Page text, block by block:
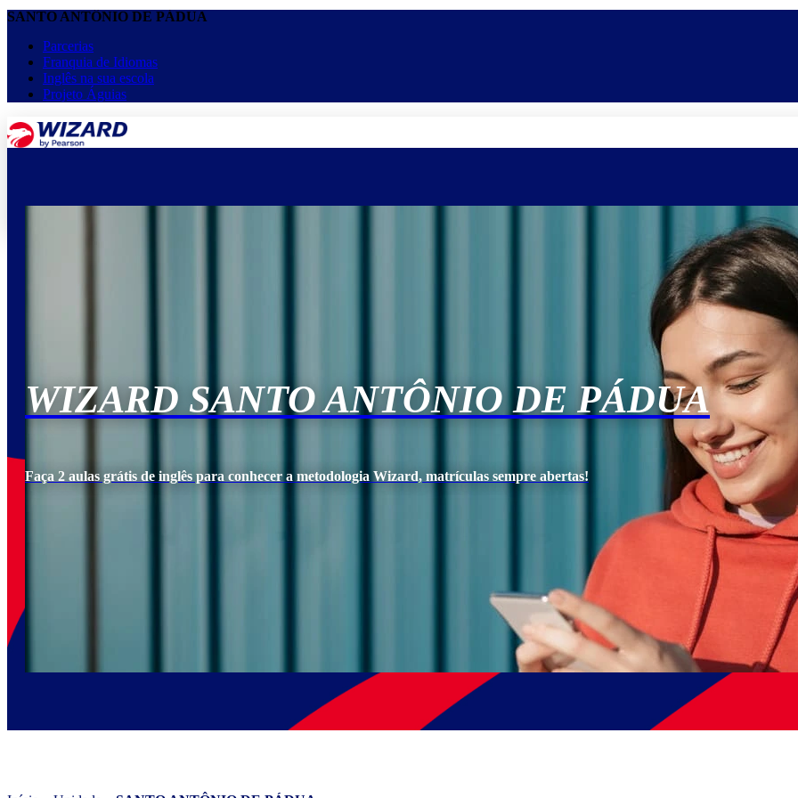
SANTO ANTÔNIO DE PÁDUA
Parcerias
Franquia de Idiomas
Inglês na sua escola
Projeto Águias
Equipe
WIZARD SANTO ANTÔNIO DE PÁDUA
Faça 2 aulas grátis de inglês para conhecer a metodologia Wizard, matrículas sempre abertas!